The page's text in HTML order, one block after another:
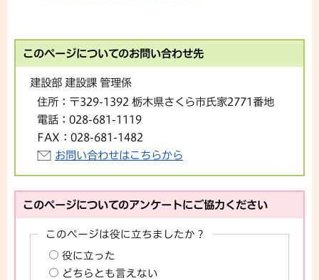
このページについてのお問い合わせ先
建設部 建設課 管理係
住所： 〒329-1392 栃木県さくら市氏家2771番地
電話： 028-681-1119
FAX： 028-681-1482
お問い合わせはこちらから
このページについてのアンケートにご協力ください
このページは役に立ちましたか？
役に立った
どちらとも言えない